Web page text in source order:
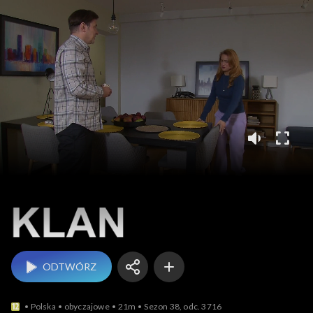
Klan
ODTWÓRZ
Polska obyczajowe 21m Sezon 38, odc. 3716